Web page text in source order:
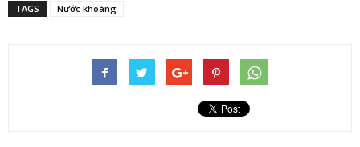
TAGS Nước khoáng